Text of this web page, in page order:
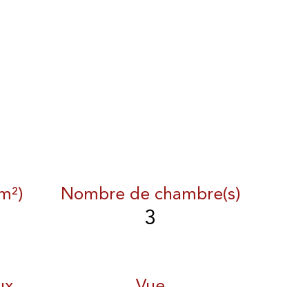
Nombre de chambre(s)
3